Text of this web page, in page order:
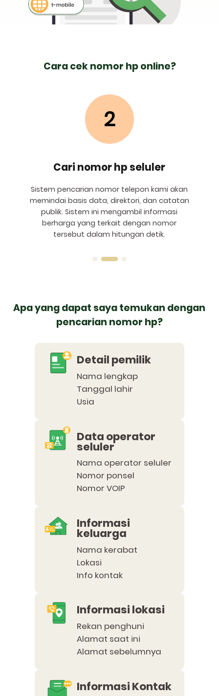
Cara cek nomor hp online?
2
Cari nomor hp seluler
Sistem pencarian nomor telepon kami akan
memindai basis data, direktori, dan catatan
publik. Sistem ini mengambil informasi
berharga yang terkait dengan nomor
tersebut dalam hitungan detik.
Apa yang dapat saya temukan dengan
pencarian nomor hp?
Detail pemilik
Nama lengkap
Tanggal lahir
Usia
Data operator
seluler
Nama operator seluler
Nomor ponsel
Nomor VOIP
Informasi
keluarga
Nama kerabat
Lokasi
Info kontak
Informasi lokasi
Rekan penghuni
Alamat saat ini
Alamat sebelumnya
Informasi Kontak